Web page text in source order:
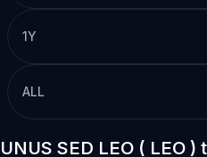
1Y
ALL
UNUS SED LEO ( LEO